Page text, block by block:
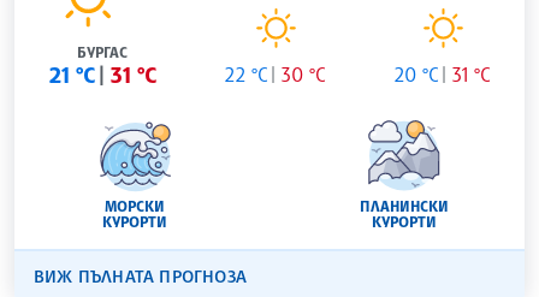
БУРГАС
21 °C 31 °C 22 °C 30 °C 20 °C 31 °C
МОРСКИ
КУРОРТИ
ПЛАНИНСКИ
КУРОРТИ
ВИЖ ПЪЛНАТА ПРОГНОЗА